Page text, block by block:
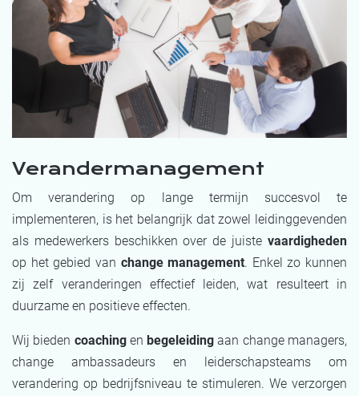
Verandermanagement
Om verandering op lange termijn succesvol te
implementeren, is het belangrijk dat zowel leidinggevenden
als medewerkers beschikken over de juiste vaardigheden
op het gebied van change management. Enkel zo kunnen
zij zelf veranderingen effectief leiden, wat resulteert in
duurzame en positieve effecten.
Wij bieden coachingenbegeleiding aan change managers,
change ambassadeurs en leiderschapsteams om
verandering op bedrijfsniveau te stimuleren. We verzorgen